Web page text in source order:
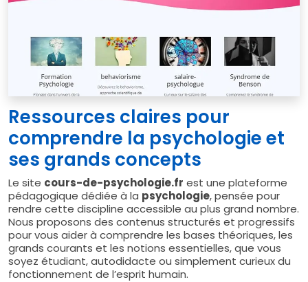
Ressources claires pour
comprendre la psychologie et
ses grands concepts
Le site cours-de-psychologie.fr est une plateforme
pédagogique dédiée à la psychologie, pensée pour
rendre cette discipline accessible au plus grand nombre.
Nous proposons des contenus structurés et progressifs
pour vous aider à comprendre les bases théoriques, les
grands courants et les notions essentielles, que vous
soyez étudiant, autodidacte ou simplement curieux du
fonctionnement de l’esprit humain.